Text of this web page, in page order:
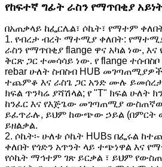
የከፍተኛ ግፊት ራስን የማጥበቂያ
በአጠቃላይ ከፌርሌል፣ ሶኬት፣ የማተም
1. የብረታ ብረት ማተሚያ ቀለበት:
ራስን የማጥበቂያ flange ዋና አካል ነው, እና
ቅርጽ ጋር ተመሳሳይ ነው. የ flange
rebar ሁለት ስብስብ HUB
ተጨምቆ እና ራስጌ ጋር አንድ ሙሉ
ክፍል ጥንካሬ ያሻሽላል; የ "T" ክፍል
ከንፈር እና የእጅጌው መገጣጠሚያ
ይፈጥራሉ, ይህም ከውጭው ኃይል (በምርት
ይዘልቃል.
2. ሶኬት፡- ሁለቱ ሶኬት HUBs በፌሩል
ቀለበት የጎድን አጥንት ላይ ተጭነዋል እና
የሶኬት ማኅተም ገጽ ይርቃል ፣ ይህም